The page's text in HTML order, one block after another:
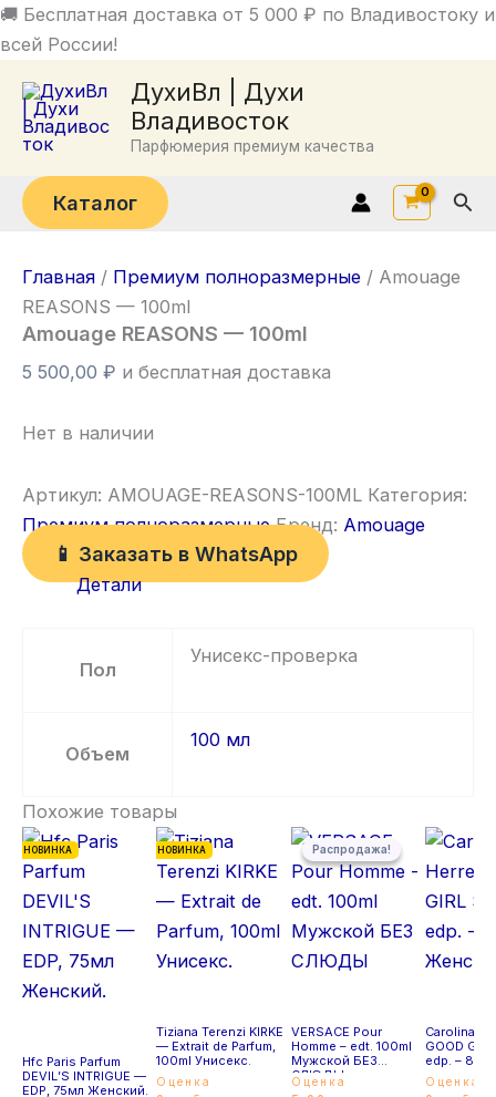
🚚 Бесплатная доставка от 5 000 ₽ по Владивостоку и
всей России!
Перейти
к
ДухиВл | Духи
Владивосток
Парфюмерия премиум качества
Каталог
Главная / Премиум полноразмерные / Amouage
REASONS — 100ml
Amouage REASONS — 100ml
5 500,00 ₽ и бесплатная доставка
Нет в наличии
Артикул: AMOUAGE-REASONS-100ML Категория:
Премиум полноразмерные Бренд: Amouage
📱 Заказать в WhatsApp
Детали
Пол
Унисекс-проверка
Объем
100 мл
Похожие товары
НОВИНКА
Hfc Paris Parfum
DEVIL’S INTRIGUE —
EDP, 75мл Женский.
НОВИНКА
Tiziana Terenzi KIRKE
— Extrait de Parfum,
100ml Унисекс.
Оценка
Распродажа!
Распродажа!
VERSACE Pour
Homme – edt. 100ml
Мужской БЕЗ
СЛЮДЫ
Оценка
Первоначальная цена
Текущая цена: 5 300,00 ₽.
Carolina
GOOD
edp. –
Оценка